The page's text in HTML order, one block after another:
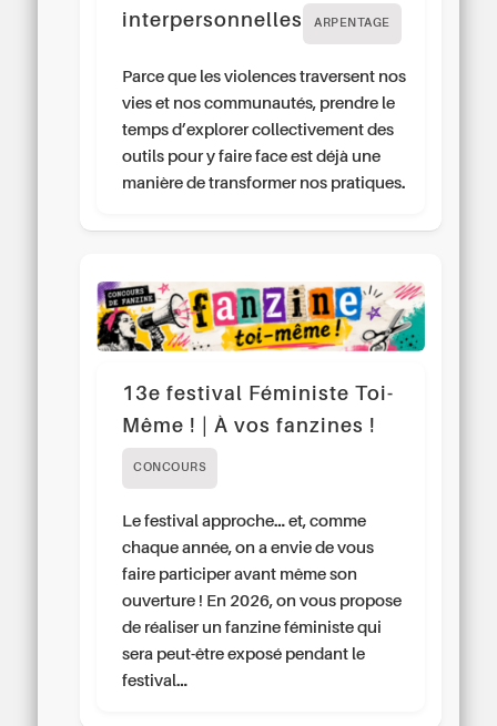
interpersonnelles
ARPENTAGE
Parce que les violences traversent nos
vies et nos communautés, prendre le
temps d’explorer collectivement des
outils pour y faire face est déjà une
manière de transformer nos pratiques.
13e festival Féministe Toi-
Même ! | À vos fanzines !
CONCOURS
Le festival approche… et, comme
chaque année, on a envie de vous
faire participer avant même son
ouverture ! En 2026, on vous propose
de réaliser un fanzine féministe qui
sera peut-être exposé pendant le
festival…